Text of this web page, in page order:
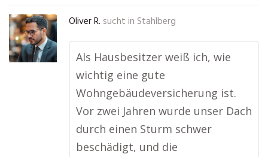
Oliver R. sucht in Stahlberg
Als Hausbesitzer weiß ich, wie
wichtig eine gute
Wohngebäudeversicherung ist.
Vor zwei Jahren wurde unser Dach
durch einen Sturm schwer
beschädigt, und die